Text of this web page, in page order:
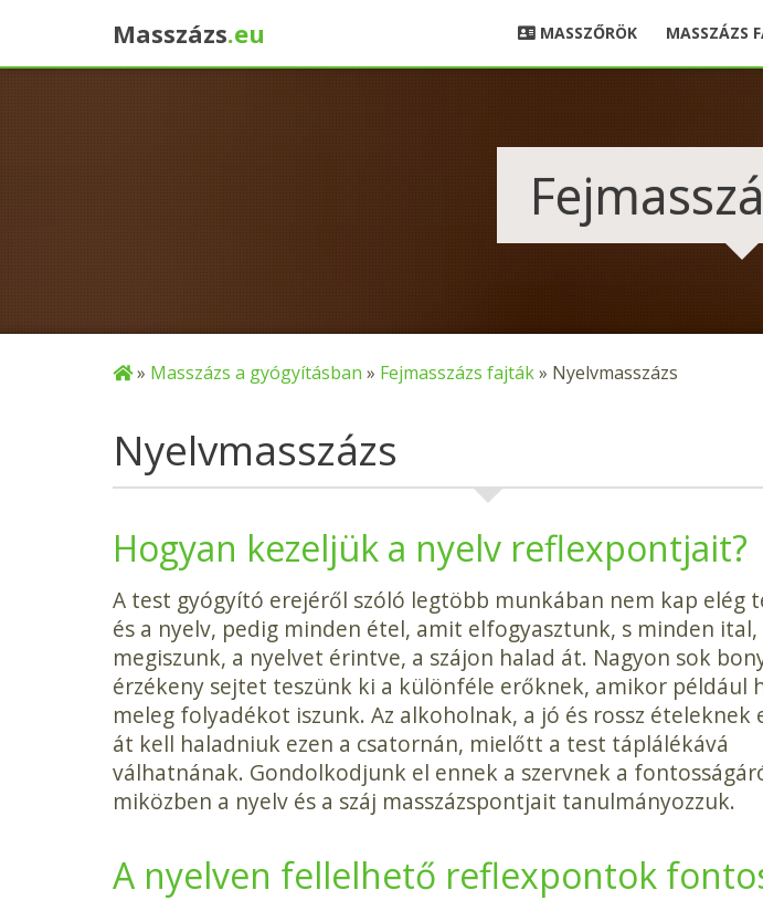
Masszázs.eu MASSZŐRÖK MASSZÁZS
» Masszázs a gyógyításban » Fejmasszázs fajták» Nyelvmasszázs
Nyelvmasszázs
Hogyan kezeljük a nyelv reflexpontjait?
A test gyógyító erejéről szóló legtöbb munkában nem kap elég
és a nyelv, pedig minden étel, amit elfogyasztunk, s minden
megiszunk, a nyelvet érintve, a szájon halad át. Nagyon sok
érzékeny sejtet teszünk ki a különféle erőknek, amikor például
meleg folyadékot iszunk. Az alkoholnak, a jó és rossz ételeknek
át kell haladniuk ezen a csatornán, mielőtt a test táplálékává
válhatnának. Gondolkodjunk el ennek a szervnek a
miközben a nyelv és a száj masszázspontjait tanulmányoz­zuk.
A nyelven fellelhető reflexpontok